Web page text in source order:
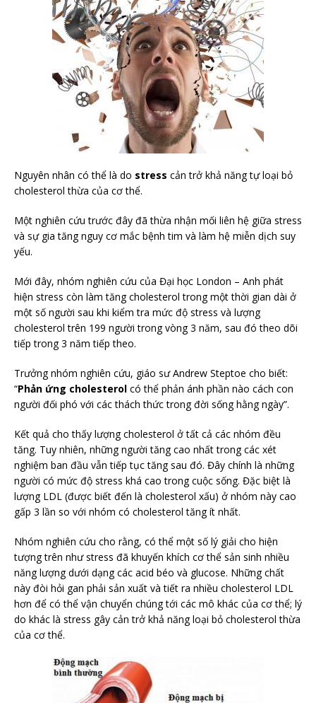
Nguyên nhân có thể là do stress cản trở khả năng tự loại bỏ
cholesterol thừa của cơ thể.
Một nghiên cứu trước đây đã thừa nhận mối liên hệ giữa stress
và sự gia tăng nguy cơ mắc bệnh tim và làm hệ miễn dịch suy
yếu.
Mới đây, nhóm nghiên cứu của Đại học London – Anh phát
hiện stress còn làm tăng cholesterol trong một thời gian dài ở
một số người sau khi kiểm tra mức độ stress và lượng
cholesterol trên 199 người trong vòng 3 năm, sau đó theo dõi
tiếp trong 3 năm tiếp theo.
Trưởng nhóm nghiên cứu, giáo sư Andrew Steptoe cho biết:
“Phản ứng cholesterol có thể phản ánh phần nào cách con
người đối phó với các thách thức trong đời sống hằng ngày”.
Kết quả cho thấy lượng cholesterol ở tất cả các nhóm đều
tăng. Tuy nhiên, những người tăng cao nhất trong các xét
nghiệm ban đầu vẫn tiếp tục tăng sau đó. Đây chính là những
người có mức độ stress khá cao trong cuộc sống. Đặc biệt là
lượng LDL (được biết đến là cholesterol xấu) ở nhóm này cao
gấp 3 lần so với nhóm có cholesterol tăng ít nhất.
Nhóm nghiên cứu cho rằng, có thể một số lý giải cho hiện
tượng trên như stress đã khuyến khích cơ thể sản sinh nhiều
năng lượng dưới dạng các acid béo và glucose. Những chất
này đòi hỏi gan phải sản xuất và tiết ra nhiều cholesterol LDL
hơn để có thể vận chuyển chúng tới các mô khác của cơ thể; lý
do khác là stress gây cản trở khả năng loại bỏ cholesterol thừa
của cơ thể.